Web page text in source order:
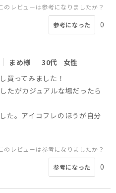
のレビューは参考になりましたか？
参考になった 0
まめ様 30代
女性
買ってみました！
たがカジュアルな場だったら
た。アイコフレのほうが自分
のレビューは参考になりましたか？
参考になった 0